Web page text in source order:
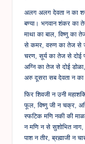
अलग अलग देवता न का
बण्या। भगवान शंकर का
माथा का बाल, विष्णु
से कमर, वरुण का तेज से
चरण, सूर्य का तेज से दोई
अग्नि का तेज से दोई
अरु दूसरा सब देवता न
फिर शिवजी न उनी
फूल, विष्णु जी न चक्र,
स्फटिक मणि नकी की
न मणि न से सुशोभित
पाश न तीर, ब्रह्माजी न